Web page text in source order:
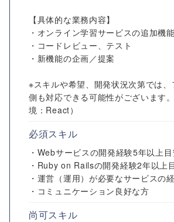
【具体的な業務内容】
・オンライン学習サービスの追加機
・コードレビュー、テスト
・新機能の企画／提案
※スキルや希望、開発状況次第では、
側も対応できる可能性がございます
境：React）
必須スキル
・Webサービスの開発経験5年以上
・Ruby on Railsの開発経験2年以上
・運営（運用）が必要なサービスの
・コミュニケーション良好な方
尚可スキル